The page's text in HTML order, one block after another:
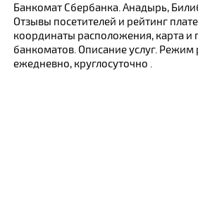
Поиск
Банкомат Сбербанка. Анадырь,
Отзывы посетителей и рейтинг
координаты расположения, карта
банкоматов. Описание услуг.
ежедневно, круглосуточно .